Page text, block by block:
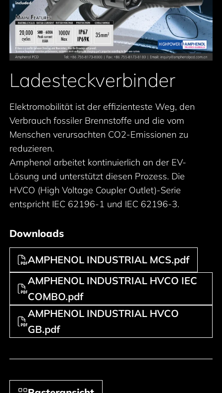
Ladesteckverbinder
Elektromobilität ist der effizienteste Weg, den
Verbrauch fossiler Brennstoffe und die vom
Menschen verursachten CO2-Emissionen zu
reduzieren.
Amphenol arbeitet kontinuierlich an der EV-
Lösung und unterstützt diesen Prozess. Die
HVCO (High Voltage Coupler Outlet)-Serie
entspricht IEC 62196-1 und IEC 62196-3.
Downloads
AMPHENOL INDUSTRIAL MCS.pdf
AMPHENOL INDUSTRIAL HVCO IEC
COMBO.pdf
AMPHENOL INDUSTRIAL HVCO
GB.pdf